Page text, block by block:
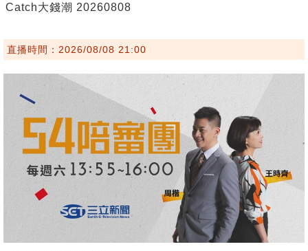
Catch大錢潮 20260808
直播時間：2026/08/08 21:00